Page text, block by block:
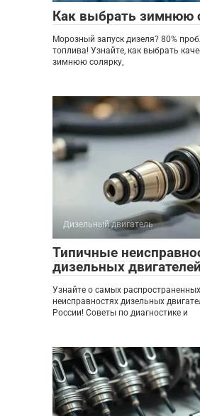
Как выбрать зимнюю
Морозный запуск дизеля? 80%
топлива! Узнайте, как выбрать
зимнюю солярку,
Дизельный двигатель
Типичные
дизельных
Узнайте о самых распространенных
неисправностях дизельных
России! Советы по диагностике и